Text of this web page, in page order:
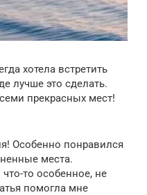
хотела встретить
лучше это сделать.
прекрасных мест!
Особенно понравился
места.
то особенное, не
помогла мне